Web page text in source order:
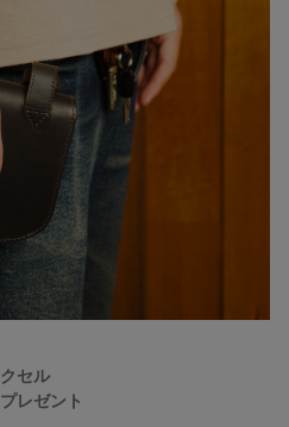
セル
レゼント